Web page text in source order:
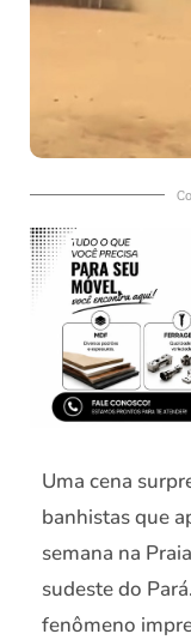
Uma cena
banhistas que
semana na
sudeste do
fenômeno